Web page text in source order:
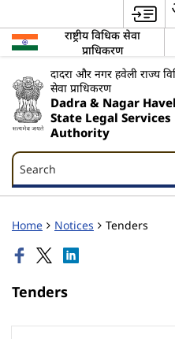
राष्ट्रीय विधिक सेवा
प्राधिकरण
दादरा और नगर हवेली राज्य
सेवा प्राधिकरण
Dadra & Nagar
State Legal Services
Authority
Search
Search
Home Notices Tenders
Tenders